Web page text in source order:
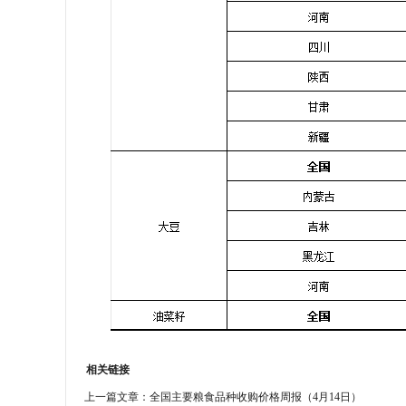
相关链接
上一篇文章： 全国主要粮食品种收购价格周报（4月14日）